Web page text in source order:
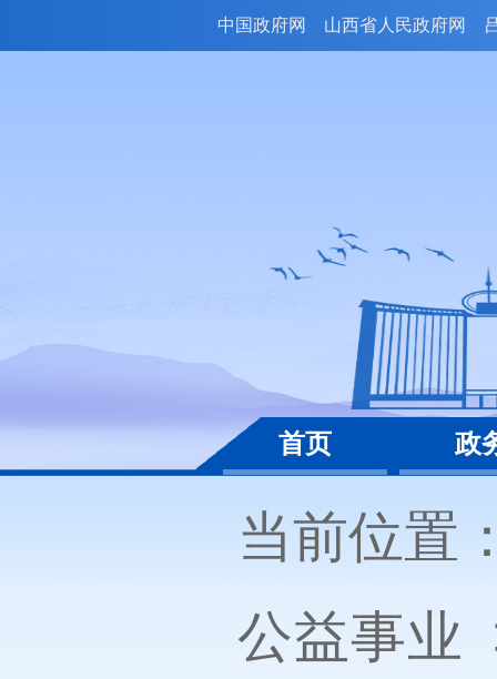
中国政府网 山西省人民政府网
首页 政
当前位置
公益事业